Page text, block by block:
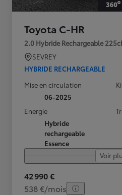
Toyota C-HR
2.0 Hybride Rechargeable
SEVREY
HYBRIDE RECHARGEABLE
Mise en circulation
06-2025
Energie
Hybride
rechargeable
Essence
Voir
42 990 €
538 €/mois